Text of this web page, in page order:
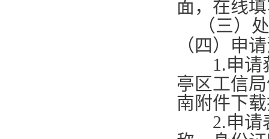
面，在线
（三）
（四）申
1.申请
亭区工信
南附件下
2.申请